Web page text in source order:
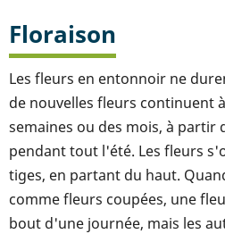
Floraison
Les fleurs en entonnoir ne
de nouvelles fleurs continuent
semaines ou des mois, à
pendant tout l'été. Les fleurs
tiges, en partant du haut.
comme fleurs coupées, une
bout d'une journée, mais les